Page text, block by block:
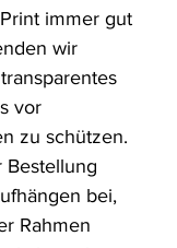
immer gut
wir
vor
zu schützen.
Bestellung
bei,
Rahmen